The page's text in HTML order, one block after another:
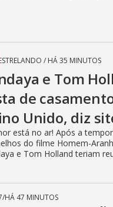
/ HÁ 35 MINUTOS
e Tom
de
Unido, diz
está no ar! Após a
do filme Homem-
e Tom Holland teriam
/HÁ 47 MINUTOS